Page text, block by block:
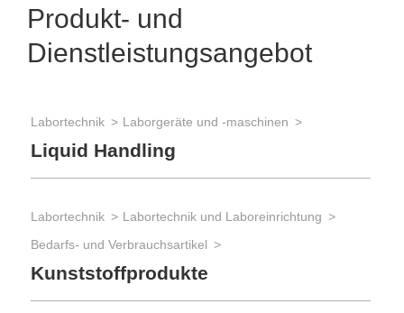
Produkt- und
Dienstleistungsangebot
Labortechnik Laborgeräte und -maschinen
Liquid Handling
Labortechnik
Labortechnik und Laboreinrichtung
Bedarfs- und Verbrauchsartikel
Kunststoffprodukte